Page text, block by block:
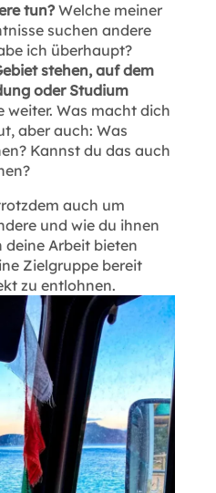
tun?Welche meiner
suchen andere
ich überhaupt?
stehen, auf dem
oder Studium
weiter. Was macht dich
aber auch: Was
Kannst du das auch
auch um
und wie du ihnen
Arbeit bieten
Zielgruppe bereit
zu entlohnen.